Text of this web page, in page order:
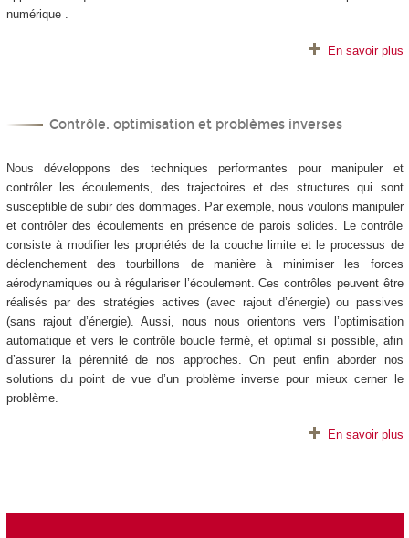
numérique .
En savoir plus
Contrôle, optimisation et problèmes inverses
Nous développons des techniques performantes pour manipuler et
contrôler les écoulements, des trajectoires et des structures qui sont
susceptible de subir des dommages. Par exemple, nous voulons manipuler
et contrôler des écoulements en présence de parois solides. Le contrôle
consiste à modifier les propriétés de la couche limite et le processus de
déclenchement des tourbillons de manière à minimiser les forces
aérodynamiques ou à régulariser l’écoulement. Ces contrôles peuvent être
réalisés par des stratégies actives (avec rajout d’énergie) ou passives
(sans rajout d’énergie). Aussi, nous nous orientons vers l’optimisation
automatique et vers le contrôle boucle fermé, et optimal si possible, afin
d’assurer la pérennité de nos approches. On peut enfin aborder nos
solutions du point de vue d’un problème inverse pour mieux cerner le
problème.
En savoir plus